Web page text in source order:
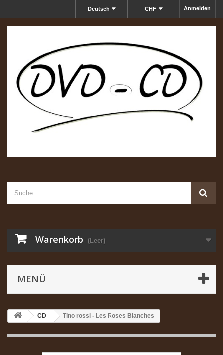
Anmelden
CHF
Deutsch
Warenkorb (Leer)
MENÜ
CD Tino rossi - Les Roses Blanches